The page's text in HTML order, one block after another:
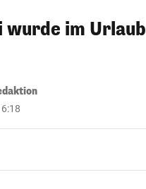
wurde im Urlaub